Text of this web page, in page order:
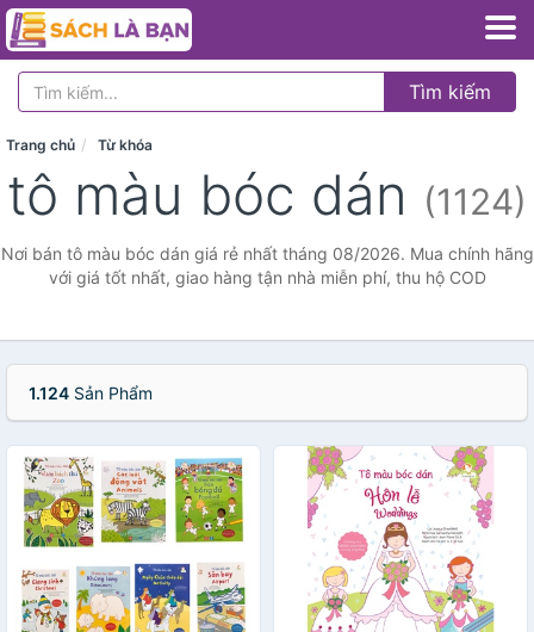
Tìm kiếm
Trang chủ Từ khóa
tô màu bóc dán (1124)
Nơi bán tô màu bóc dán giá rẻ nhất tháng 08/2026. Mua chính hãng
với giá tốt nhất, giao hàng tận nhà miễn phí, thu hộ COD
1.124 Sản Phẩm